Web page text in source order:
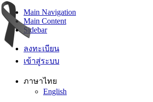
Main Navigation
Main Content
Sidebar
ลงทะเบียน
เข้าสู่ระบบ
ภาษาไทย
English